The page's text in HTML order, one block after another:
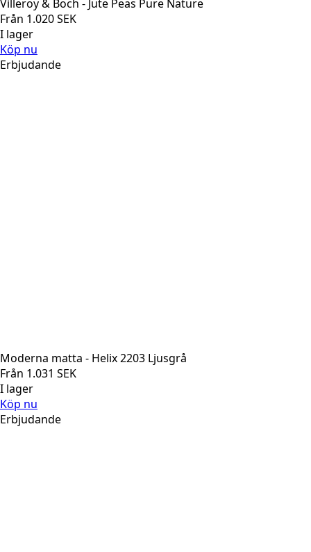
Villeroy & Boch - Jute Peas Pure Nature
Från 1.020SEK
I lager
Köp nu
Erbjudande
Moderna matta - Helix 2203 Ljusgrå
Från 1.031 SEK
I lager
Köp nu
Erbjudande